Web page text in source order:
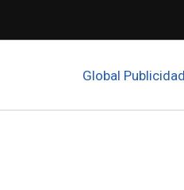
Global Publicidad